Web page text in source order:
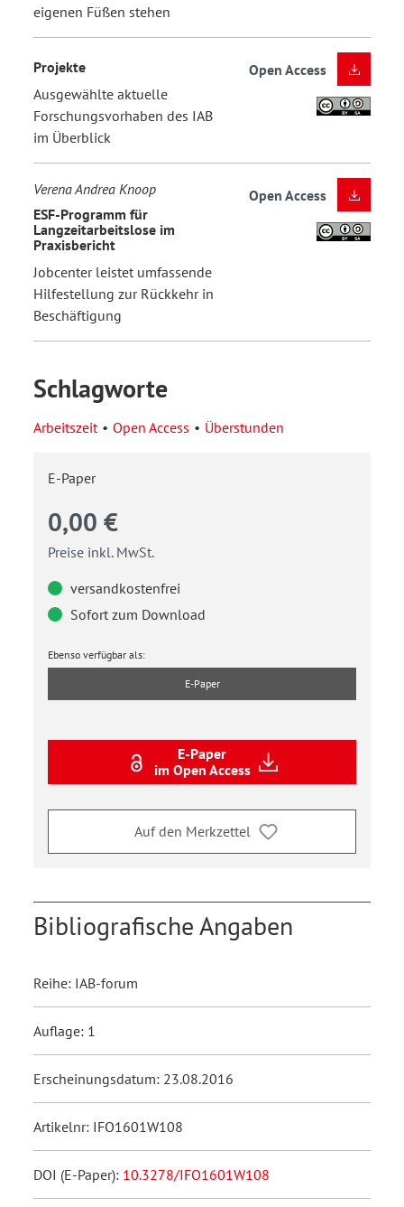
eigenen Füßen stehen
Projekte
Ausgewählte aktuelle
Forschungsvorhaben des IAB
im Überblick
Open Access
Verena Andrea Knoop
ESF-Programm für
Langzeitarbeitslose im
Praxisbericht
Jobcenter leistet umfassende
Hilfestellung zur Rückkehr in
Beschäftigung
Open Access
Schlagworte
Arbeitszeit Open Access Überstunden
E-Paper
0,00 €
Preise inkl. MwSt.
versandkostenfrei
Sofort zum Download
Ebenso verfügbar als:
E-Paper
E-Paper
im Open Access
Auf den Merkzettel
Bibliografische Angaben
Reihe: IAB-forum
Auflage: 1
Erscheinungsdatum: 23.08.2016
Artikelnr: IFO1601W108
DOI (E-Paper): 10.3278/IFO1601W108